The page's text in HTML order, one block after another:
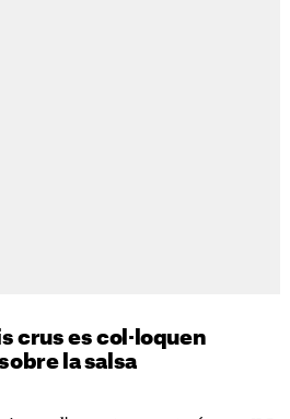
crus es col·loquen
la salsa